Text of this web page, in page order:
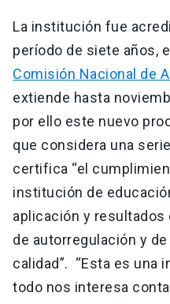
La institución fue
período de siete años,
Comisión Nacional de
extiende hasta
por ello este nuevo
que considera una
certifica “el
institución de
aplicación y
de autorregulación y
calidad”. “Esta es una
todo nos interesa